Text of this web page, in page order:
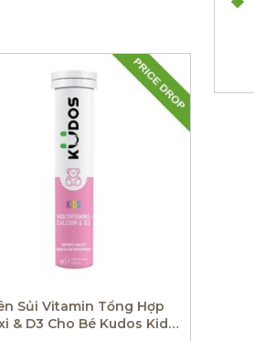
Sủi Vitamin Tổng Hợp
& D3 Cho Bé Kudos Kids